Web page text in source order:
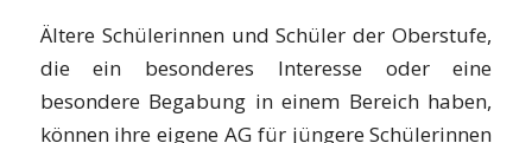
Ältere Schülerinnen und Schüler der Oberstufe,
die ein besonderes Interesse oder eine
besondere Begabung in einem Bereich haben,
können ihre eigene AG für jüngere Schülerinnen